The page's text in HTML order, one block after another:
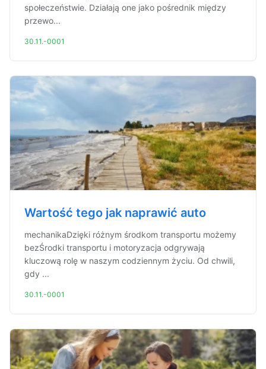
społeczeństwie. Działają one jako pośrednik między
przewo...
30.11.-0001
Wartość tego jak naprawić auto
mechanikaDzięki różnym środkom transportu możemy
bezŚrodki transportu i motoryzacja odgrywają
kluczową rolę w naszym codziennym życiu. Od chwili,
gdy ...
30.11.-0001